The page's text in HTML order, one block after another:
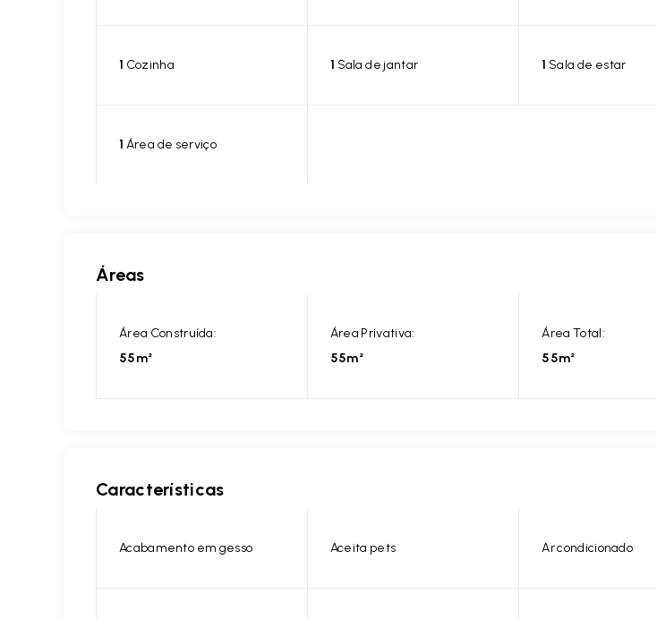
1 Cozinha 1 Sala de jantar 1 Sala de estar
1 Área de serviço
Áreas
Área Construída:
55m²
Área Privativa:
55m²
Área Total:
55m²
Características
Acabamento em gesso Aceita pets Ar condicionado